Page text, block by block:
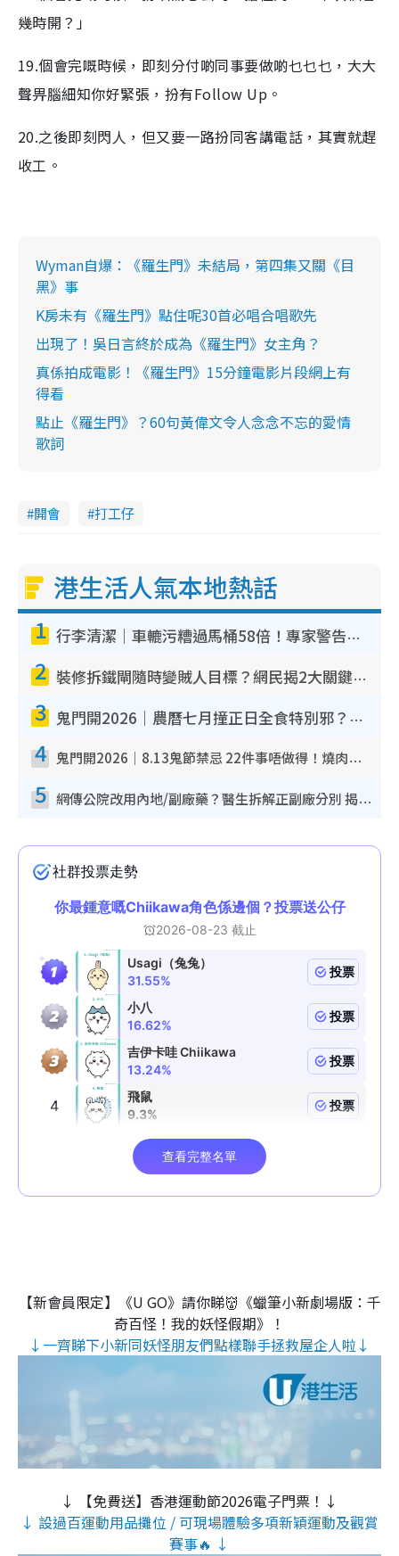
幾時開？」
19.個會完嘅時候，即刻分付啲同事要做啲乜乜乜，大大
聲畀腦細知你好緊張，扮有Follow Up。
20.之後即刻閃人，但又要一路扮同客講電話，其實就趕
收工。
Wyman自爆：《羅生門》未結局，第四集又關《目
黑》事
K房未有《羅生門》點住呢30首必唱合唱歌先
出現了！吳日言終於成為《羅生門》女主角？
真係拍成電影！《羅生門》15分鐘電影片段網上有
得看
點止《羅生門》？60句黃偉文令人念念不忘的愛情
歌詞
開會 打工仔
港生活人氣本地熱話
1 行李清潔｜車轆污糟過馬桶58倍！專家警告忌用酒精抹 教1招免污手除菌
2 裝修拆鐵閘隨時變賊人目標？網民揭2大關鍵用途：裝新式等於白裝？附新舊鐵閘分別
3 鬼門開2026｜農曆七月撞正日全食特別邪？專家警告切忌做一事！揭4大禁忌+2招保平安
4 鬼門開2026｜8.13鬼節禁忌 22件事唔做得！燒肉、刺身要少食？半夜勿吹口哨/打呢個電話
5 網傳公院改用內地/副廠藥？醫生拆解正副廠分別 揭4類人換藥隨時出事
【新會員限定】《U GO》請你睇👹《蠟筆小新劇場版：千
奇百怪！我的妖怪假期》！
↓一齊睇下小新同妖怪朋友們點樣聯手拯救屋企人啦↓
↓ 【免費送】香港運動節2026電子門票！↓
↓ 設過百運動用品攤位 / 可現場體驗多項新穎運動及觀賞
賽事🔥 ↓